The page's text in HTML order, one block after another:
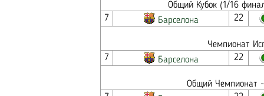
Общий Кубок (1/16
7
Барселона 22
Чемпионат
7
Барселона 22
Общий Чемпионат